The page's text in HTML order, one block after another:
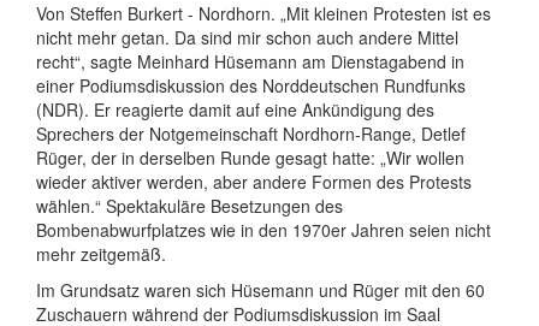
Von Steffen Burkert - Nordhorn. „Mit kleinen Protesten ist es
nicht mehr getan. Da sind mir schon auch andere Mittel
recht“, sagte Meinhard Hüsemann am Dienstagabend in
einer Podiumsdiskussion des Norddeutschen Rundfunks
(NDR). Er reagierte damit auf eine Ankündigung des
Sprechers der Notgemeinschaft Nordhorn-Range, Detlef
Rüger, der in derselben Runde gesagt hatte: „Wir wollen
wieder aktiver werden, aber andere Formen des Protests
wählen.“ Spektakuläre Besetzungen des
Bombenabwurfplatzes wie in den 1970er Jahren seien nicht
mehr zeitgemäß.
Im Grundsatz waren sich Hüsemann und Rüger mit den 60
Zuschauern während der Podiumsdiskussion im Saal